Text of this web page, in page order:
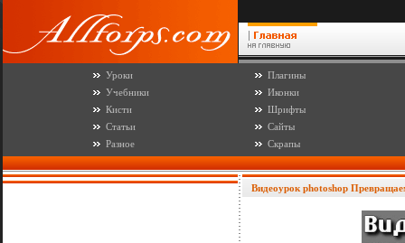
Уроки
Плагины
Учебники
Иконки
Кисти
Шрифты
Статьи
Сайты
Разное
Скрапы
Видеоурок photoshop